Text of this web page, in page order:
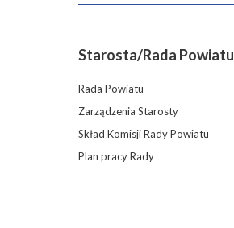
Starosta/Rada Powiatu
Rada Powiatu
Zarządzenia Starosty
Skład Komisji Rady Powiatu
Plan pracy Rady